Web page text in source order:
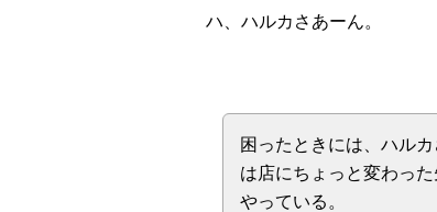
ハ、ハルカさあーん。
困ったときには、ハル
は店にちょっと変わっ
やっている。